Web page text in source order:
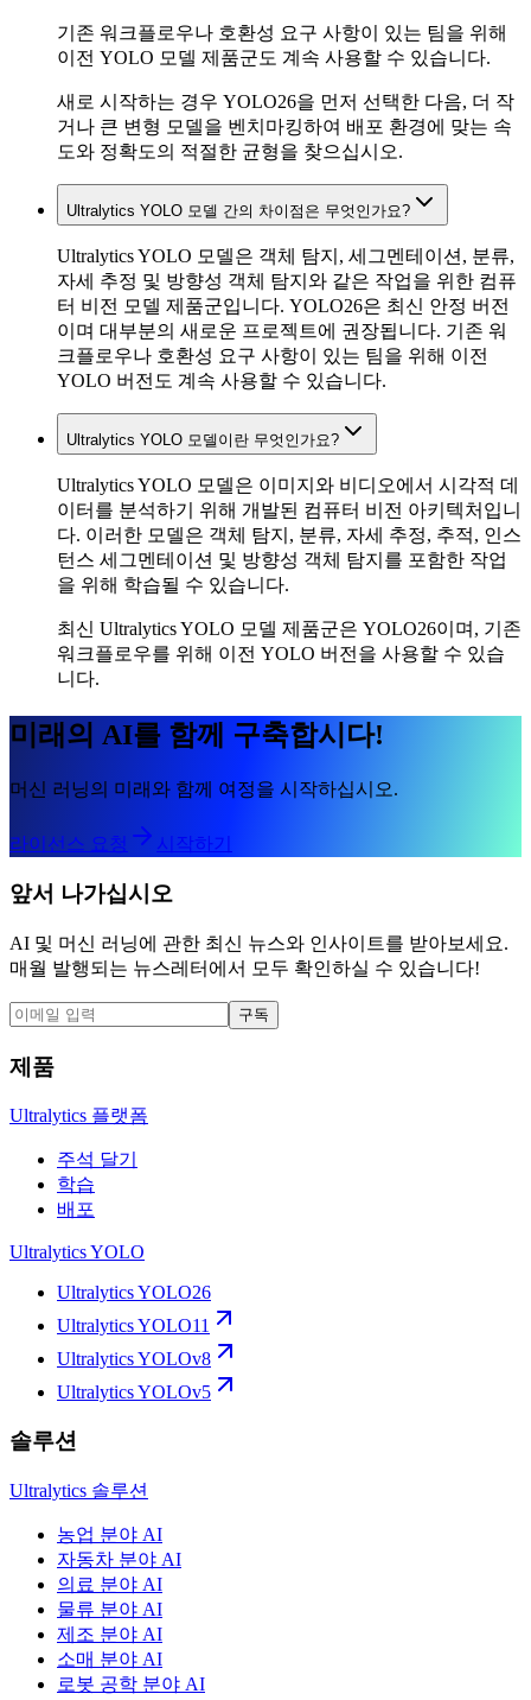
기존 워크플로우나 호환성 요구 사항이 있는 팀을 위해
이전 YOLO 모델 제품군도 계속 사용할 수 있습니다.
새로 시작하는 경우 YOLO26을 먼저 선택한 다음, 더 작
거나 큰 변형 모델을 벤치마킹하여 배포 환경에 맞는 속
도와 정확도의 적절한 균형을 찾으십시오.
Ultralytics YOLO 모델 간의 차이점은 무엇인가요?
Ultralytics YOLO 모델은 객체 탐지, 세그멘테이션, 분류,
자세 추정 및 방향성 객체 탐지와 같은 작업을 위한 컴퓨
터 비전 모델 제품군입니다. YOLO26은 최신 안정 버전
이며 대부분의 새로운 프로젝트에 권장됩니다. 기존 워
크플로우나 호환성 요구 사항이 있는 팀을 위해 이전
YOLO 버전도 계속 사용할 수 있습니다.
Ultralytics YOLO 모델이란 무엇인가요?
Ultralytics YOLO 모델은 이미지와 비디오에서 시각적 데
이터를 분석하기 위해 개발된 컴퓨터 비전 아키텍처입니
다. 이러한 모델은 객체 탐지, 분류, 자세 추정, 추적, 인스
턴스 세그멘테이션 및 방향성 객체 탐지를 포함한 작업
을 위해 학습될 수 있습니다.
최신 Ultralytics YOLO 모델 제품군은 YOLO26이며, 기존
워크플로우를 위해 이전 YOLO 버전을 사용할 수 있습
니다.
미래의 AI를 함께 구축합시다!
머신 러닝의 미래와 함께 여정을 시작하십시오.
라이선스 요청 시작하기
앞서 나가십시오
AI 및 머신 러닝에 관한 최신 뉴스와 인사이트를 받아보세요.
매월 발행되는 뉴스레터에서 모두 확인하실 수 있습니다!
구독
제품
Ultralytics 플랫폼
주석 달기
학습
배포
Ultralytics YOLO
Ultralytics YOLO26
Ultralytics YOLO11
Ultralytics YOLOv8
Ultralytics YOLOv5
솔루션
Ultralytics 솔루션
농업 분야 AI
자동차 분야 AI
의료 분야 AI
물류 분야 AI
제조 분야 AI
소매 분야 AI
로봇 공학 분야 AI